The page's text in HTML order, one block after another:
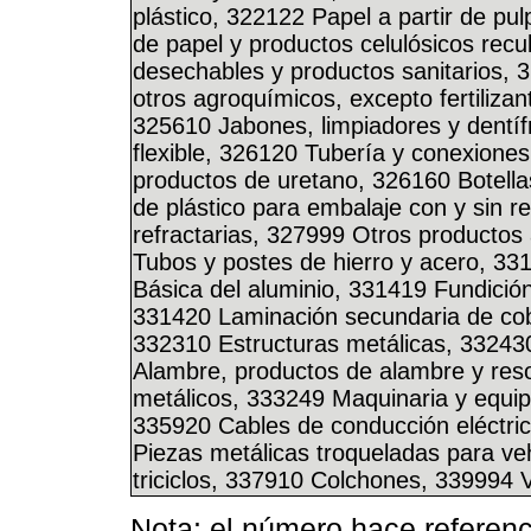
plástico, 322122 Papel a partir de
de papel y productos celulósicos
desechables y productos sanitarios,
otros agroquímicos, excepto
325610 Jabones, limpiadores y
flexible, 326120 Tubería y
productos de uretano, 326160
de plástico para embalaje con y sin
refractarias, 327999 Otros
Tubos y postes de hierro y acero,
Básica del aluminio, 331419
331420 Laminación secundaria de
332310 Estructuras metálicas,
Alambre, productos de alambre y
metálicos, 333249 Maquinaria y
335920 Cables de conducción
Piezas metálicas troqueladas para
triciclos, 337910 Colchones, 339994